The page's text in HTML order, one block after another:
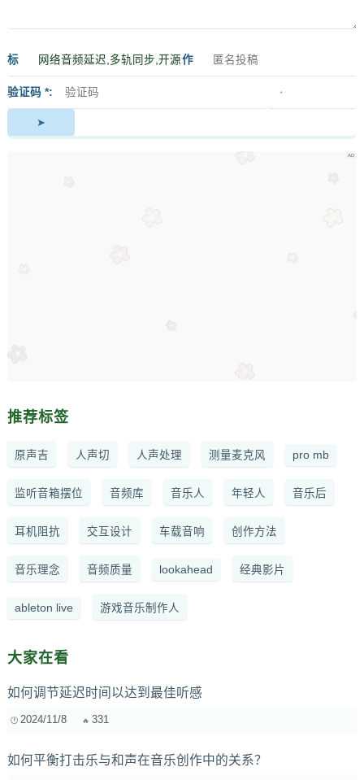
标
签
作
验证码 *
推荐标签
原声吉 人声切 人声处理 测量麦克风 pro mb
监听音箱摆位 音频库 音乐人 年轻人 音乐后
耳机阻抗 交互设计 车载音响 创作方法
音乐理念 音频质量 lookahead 经典影片
ableton live 游戏音乐制作人
大家在看
如何调节延迟时间以达到最佳听感
2024/11/8 331
如何平衡打击乐与和声在音乐创作中的关系？